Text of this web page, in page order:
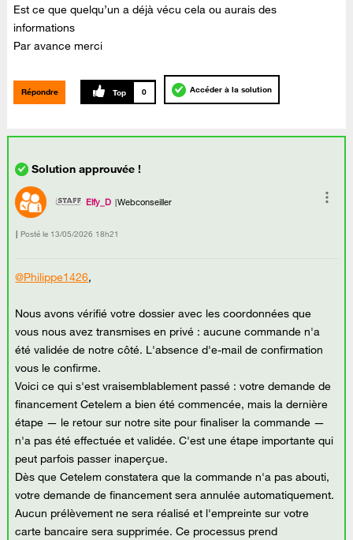
Est ce que quelqu’un a déjà vécu cela ou aurais des
informations
Par avance merci
Répondre 0 Accéder à la solution
Elfy_D Webconseiller
Posté le ‎13/05/2026 18h21
@Philippe1426,
Nous avons vérifié votre dossier avec les coordonnées que
vous nous avez transmises en privé : aucune commande n'a
été validée de notre côté. L'absence d'e-mail de confirmation
vous le confirme.
Voici ce qui s'est vraisemblablement passé : votre demande de
financement Cetelem a bien été commencée, mais la dernière
étape — le retour sur notre site pour finaliser la commande —
n'a pas été effectuée et validée. C'est une étape importante qui
peut parfois passer inaperçue.
Dès que Cetelem constatera que la commande n'a pas abouti,
votre demande de financement sera annulée automatiquement.
Aucun prélèvement ne sera réalisé et l'empreinte sur votre
carte bancaire sera supprimée. Ce processus prend